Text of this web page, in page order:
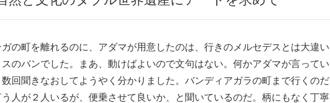
の町を離れるのに、アダマが用意したのは、行きのメルセデスとは大違い
のバンでした。まあ、動けばよいので文句はない。何かアダマが言ってい
回聞きなおしてようやく分かりました。バンディアガラの町まで行くのだ
人が２人いるが、便乗させて良いか、と聞いているのだ。柄にもなく丁寧